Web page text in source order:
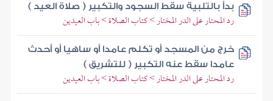
بدأ بالتلبية سقط السجود والتكبير ( صلاة العيد )
رد المحتار على الدر المختار > كتاب الصلاة > باب العيدين
خرج من المسجد أو تكلم عامدا أو ساهيا أو أحدث
عامدا سقط عنه التكبير ( للتشريق )
رد المحتار على الدر المختار > كتاب الصلاة > باب العيدين